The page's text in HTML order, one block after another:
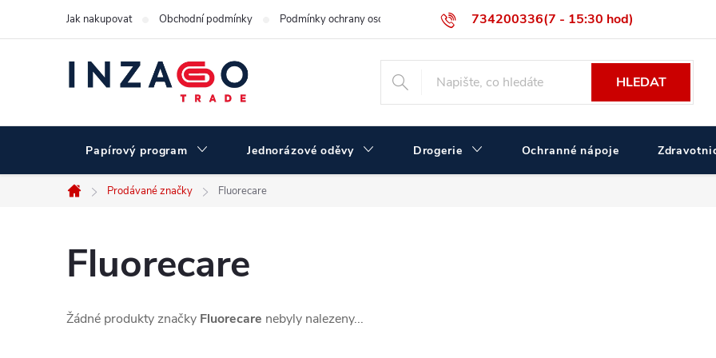
734200336(7 - 15:30 hod)
Jak nakupovat Obchodní podmínky Podmínky ochrany osobních údajů Velikostní tabulka ČERVA Velkoobchodní prodej
HLEDAT
Papírový program Jednorázové oděvy Drogerie Ochranné nápoje
Domů
Prodávané značky Fluorecare
Fluorecare
Žádné produkty značky Fluorecare nebyly nalezeny...